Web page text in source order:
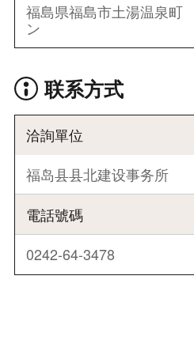
福島県福島市土湯温泉
ン
联系方式
洽詢單位
福岛县县北建设事务所
電話號碼
0242-64-3478